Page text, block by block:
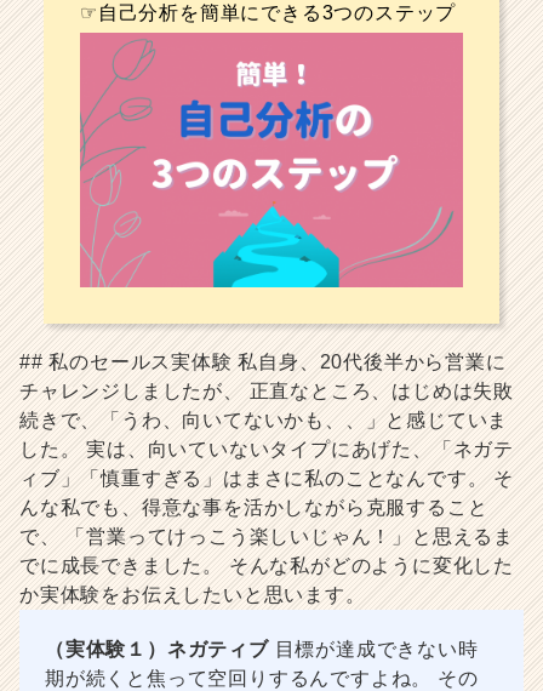
☞自己分析を簡単にできる3つのステップ
## 私のセールス実体験 私自身、20代後半から営業に
チャレンジしましたが、 正直なところ、はじめは失敗
続きで、「うわ、向いてないかも、、」と感じていま
した。 実は、向いていないタイプにあげた、「ネガテ
ィブ」「慎重すぎる」はまさに私のことなんです。 そ
んな私でも、得意な事を活かしながら克服すること
で、 「営業ってけっこう楽しいじゃん！」と思えるま
でに成長できました。 そんな私がどのように変化した
か実体験をお伝えしたいと思います。
（実体験１）ネガティブ目標が達成できない時
期が続くと焦って空回りするんですよね。 その